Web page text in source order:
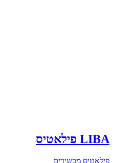
LIBA פילאטיס
פילאטיס מכשירים